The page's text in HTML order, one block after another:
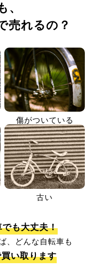
、
売れるの？
傷がついている
古い
も大丈夫！
、どんな自転車も
い取ります